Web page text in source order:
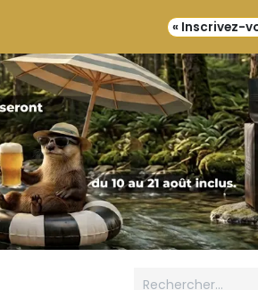
« Inscrivez-